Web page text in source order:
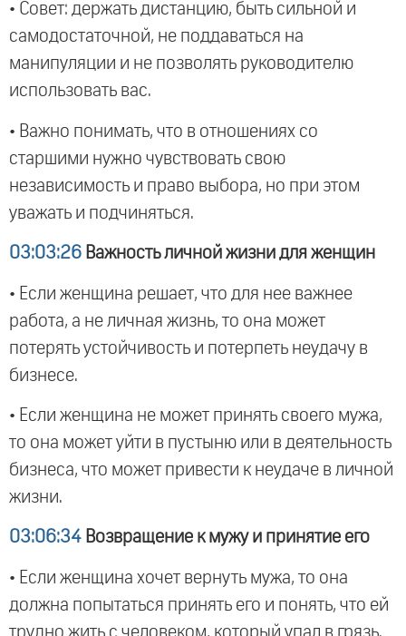
• Совет: держать дистанцию, быть сильной и
самодостаточной, не поддаваться на
манипуляции и не позволять руководителю
использовать вас.
• Важно понимать, что в отношениях со
старшими нужно чувствовать свою
независимость и право выбора, но при этом
уважать и подчиняться.
03:03:26 Важность личной жизни для женщин
• Если женщина решает, что для нее важнее
работа, а не личная жизнь, то она может
потерять устойчивость и потерпеть неудачу в
бизнесе.
• Если женщина не может принять своего мужа,
то она может уйти в пустыню или в деятельность
бизнеса, что может привести к неудаче в личной
жизни.
03:06:34 Возвращение к мужу и принятие его
• Если женщина хочет вернуть мужа, то она
должна попытаться принять его и понять, что ей
трудно жить с человеком, который упал в грязь.